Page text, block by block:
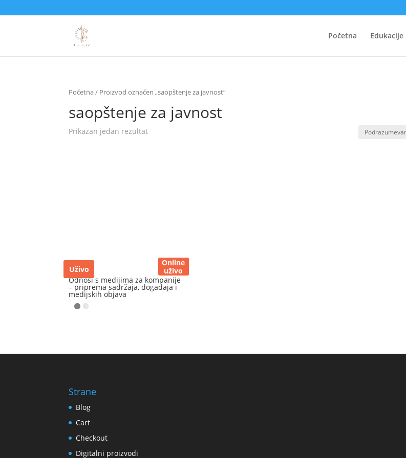
Početna Edukacije
Početna/ Proizvod označen „saopštenje za javnost“
saopštenje za javnost
Prikazan jedan rezultat
Uživo
Online
uživo
Odnosi s medijima za kompanije
– priprema sadržaja, događaja i
medijskih objava
Strane
Blog
Cart
Checkout
Digitalni proizvodi